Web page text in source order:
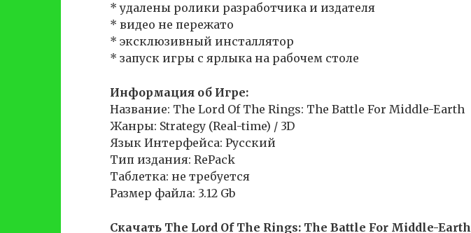
* удалены ролики разработчика и издателя
* видео не пережато
* эксклюзивный инсталлятор
* запуск игры с ярлыка на рабочем столе
Информация об Игре:
Название: The Lord Of The Rings: The Battle For Middle-Earth
Жанры: Strategy (Real-time) / 3D
Язык Интерфейса: Русский
Тип издания: RePack
Таблетка: не требуется
Размер файла: 3.12 Gb
Скачать The Lord Of The Rings: The Battle For Middle-Earth